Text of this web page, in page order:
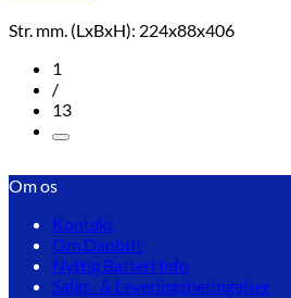
Str. mm. (LxBxH): 224x88x406
1
/
13
Om os
Kontakt
Om Danbrit
Nyttig Batteri Info
Salgs- & Leveringsbetingelser